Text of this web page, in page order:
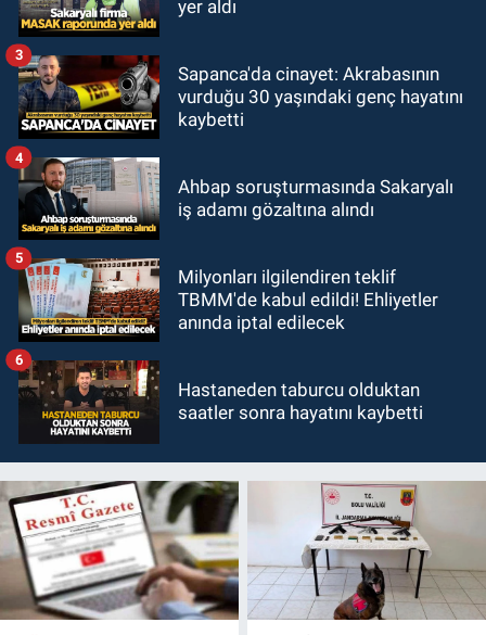
yer aldı
Sapanca'da cinayet: Akrabasının
vurduğu 30 yaşındaki genç hayatını
kaybetti
3
Ahbap soruşturmasında Sakaryalı
iş adamı gözaltına alındı
4
Milyonları ilgilendiren teklif
TBMM'de kabul edildi! Ehliyetler
anında iptal edilecek
5
Hastaneden taburcu olduktan
saatler sonra hayatını kaybetti
6